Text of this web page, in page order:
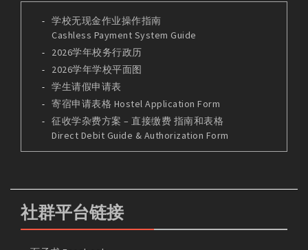
学校无现金作业操作指南
Cashless Payment System Guide
2026学年校务行政历
2026学年学校平面图
学生请假申请表
寄宿申请表格 Hostel Application Form
征收学杂费方案 – 直接缴费 指南和表格
Direct Debit Guide & Authorization Form
社群平台链接